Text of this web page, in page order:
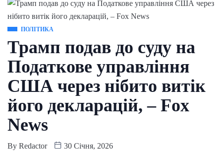
ПОЛІТИКА
Трамп подав до суду на
Податкове управління
США через нібито витік
його декларацій, – Fox
News
By Redactor 30 Січня, 2026